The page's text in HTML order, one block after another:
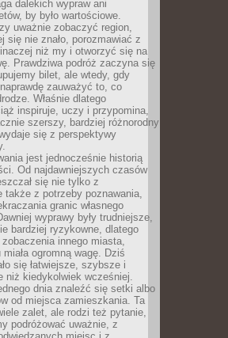
dalekich wypraw ani
by było wartościowe.
uważnie zobaczyć region,
się nie znało, porozmawiać z
niż my i otworzyć się na
Prawdziwa podróż zaczyna się
bilet, ale wtedy, gdy
zauważyć to, co
Właśnie dlatego
inspiruje, uczy i przypomina,
szerszy, bardziej różnorodny
się z perspektywy
jest jednocześnie historią
Od najdawniejszych czasów
się nie tylko z
także z potrzeby poznawania,
granic własnego
wyprawy były trudniejsze,
bardziej ryzykowne, dlatego
innego miasta,
ogromną wagę. Dziś
się łatwiejsze, szybsze i
niż kiedykolwiek wcześniej.
dnia znaleźć się setki albo
od miejsca zamieszkania. Ta
zalet, ale rodzi też pytanie,
podróżować uważnie, z